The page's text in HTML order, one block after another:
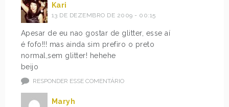
Kari
13 DE DEZEMBRO DE 2009 - 00:15
Apesar de eu nao gostar de glitter, esse aí
é fofo!!! mas ainda sim prefiro o preto
normal,sem glitter! hehehe
beijo
RESPONDER ESSE COMENTÁRIO
Maryh